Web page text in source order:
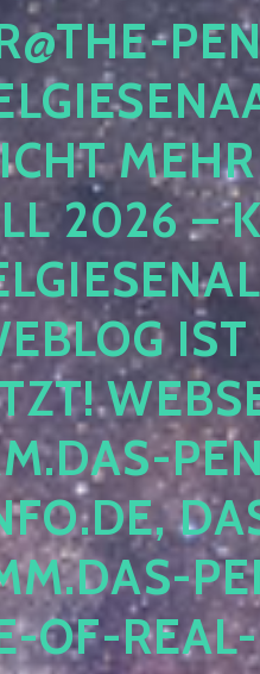
2026 –
IST
REAL-